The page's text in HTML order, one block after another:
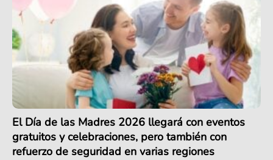
El Día de las Madres 2026 llegará con eventos
gratuitos y celebraciones, pero también con
refuerzo de seguridad en varias regiones